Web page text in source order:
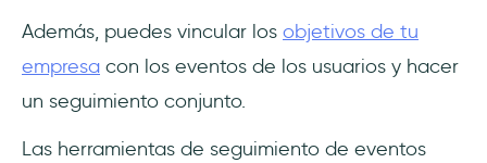
Además, puedes vincular los objetivos de tu
empresa con los eventos de los usuarios y hacer
un seguimiento conjunto.
Las herramientas de seguimiento de eventos